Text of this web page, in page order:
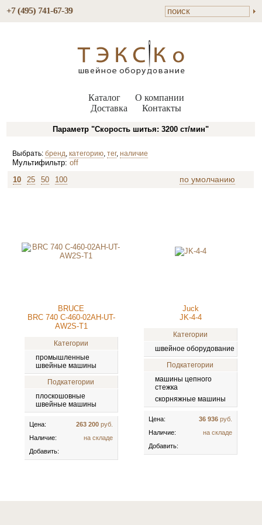
+7 (495) 741-67-39
Каталог
О компании
Доставка
Контакты
Параметр "Скорость шитья: 3200 ст/мин"
Выбрать:бренд,категорию,тег,наличие
Мультифильтр:off
10
25 50 100 по умолчанию
BRUCE
BRC 740 C-460-02AH-UT-
AW2S-T1
Категории
промышленные
швейные машины
Подкатегории
плоскошовные
швейные машины
Цена: 263 200руб.
Наличие:
на складе
Добавить:
Juck
JK-4-4
Категории
швейное оборудование
Подкатегории
машины цепного
стежка
скорняжные машины
Цена: 36 936руб.
Наличие:
на складе
Добавить: